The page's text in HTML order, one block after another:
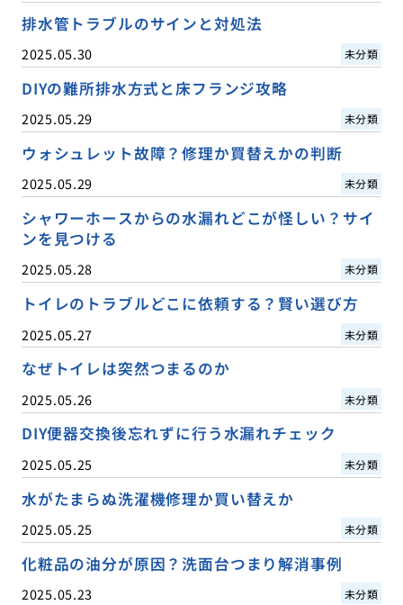
排水管トラブルのサインと対処法
2025.05.30 未分類
DIYの難所排水方式と床フランジ攻略
2025.05.29 未分類
ウォシュレット故障？修理か買替えかの判断
2025.05.29 未分類
シャワーホースからの水漏れどこが怪しい？サイ
ンを見つける
2025.05.28 未分類
トイレのトラブルどこに依頼する？賢い選び方
2025.05.27 未分類
なぜトイレは突然つまるのか
2025.05.26 未分類
DIY便器交換後忘れずに行う水漏れチェック
2025.05.25 未分類
水がたまらぬ洗濯機修理か買い替えか
2025.05.25 未分類
化粧品の油分が原因？洗面台つまり解消事例
2025.05.23 未分類